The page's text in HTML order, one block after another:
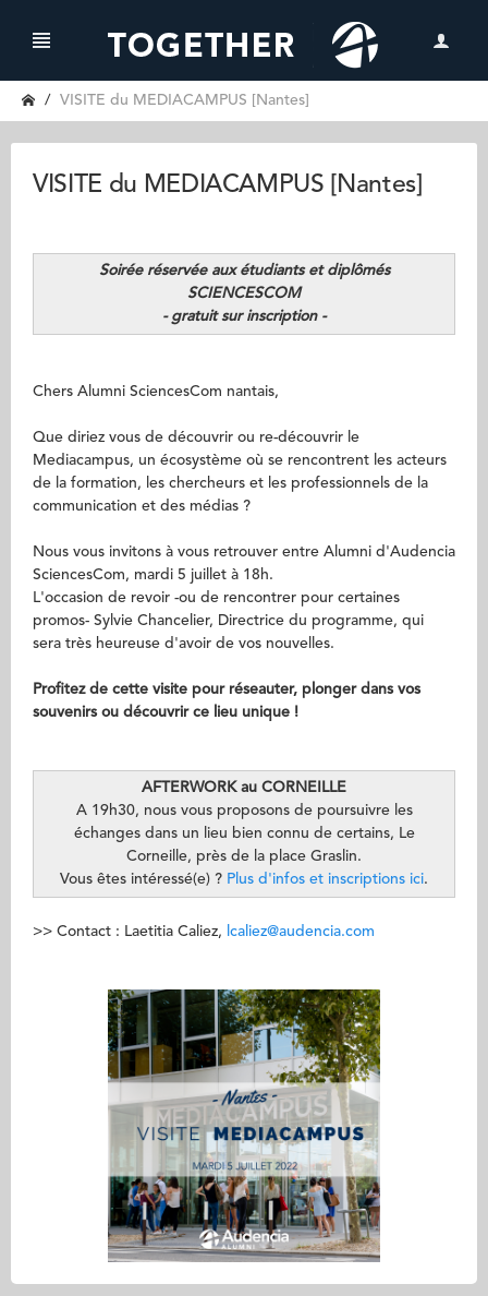
VISITE du MEDIACAMPUS [Nantes]
VISITE du MEDIACAMPUS [Nantes]
Soirée réservée aux étudiants et diplômés
SCIENCESCOM
- gratuit sur inscription -
Chers Alumni SciencesCom nantais,
Que diriez vous de découvrir ou re-découvrir le
Mediacampus, un écosystème où se rencontrent les acteurs
de la formation, les chercheurs et les professionnels de la
communication et des médias ?
Nous vous invitons à vous retrouver entre Alumni d'Audencia
SciencesCom, mardi 5 juillet à 18h.
L'occasion de revoir -ou de rencontrer pour certaines
promos- Sylvie Chancelier, Directrice du programme, qui
sera très heureuse d'avoir de vos nouvelles.
Profitez de cette visite pour réseauter, plonger dans vos
souvenirs ou découvrir ce lieu unique !
AFTERWORK au CORNEILLE
A 19h30, nous vous proposons de poursuivre les
échanges dans un lieu bien connu de certains, Le
Corneille, près de la place Graslin.
Vous êtes intéressé(e) ? Plus d'infos et inscriptions ici.
>> Contact : Laetitia Caliez, lcaliez@audencia.com